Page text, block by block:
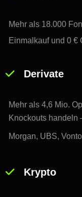
Mehr als 18.000
Einmalkauf und 0 €
Derivate
Mehr als 4,6 Mio.
Knockouts handeln
Morgan, UBS,
Krypto